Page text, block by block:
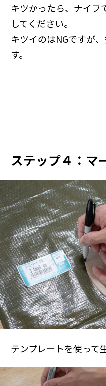
キツかったら、ナイフ
してください。
キツイのはNGですが
す。
ステップ４：マ
テンプレートを使って